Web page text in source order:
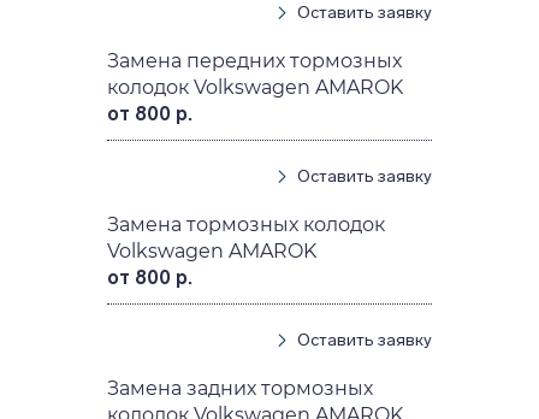
Оставить заявку
Замена передних тормозных
колодок Volkswagen AMAROK
от 800 р.
Оставить заявку
Замена тормозных колодок
Volkswagen AMAROK
от 800 р.
Оставить заявку
Замена задних тормозных